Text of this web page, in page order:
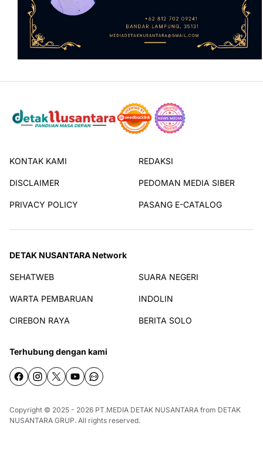
KONTAK KAMI REDAKSI
DISCLAIMER PEDOMAN MEDIA SIBER
PRIVACY POLICY PASANG E-CATALOG
DETAK NUSANTARA Network
SEHATWEB SUARA NEGERI
WARTA PEMBARUAN INDOLIN
CIREBON RAYA BERITA SOLO
Terhubung dengan kami
Copyright © 2025 - 2026 PT.MEDIA DETAK NUSANTARA from DETAK
NUSANTARA GRUP. All rights reserved.